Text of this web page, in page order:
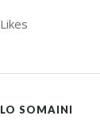
Likes
SOMAINI